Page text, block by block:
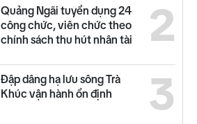
2
Quảng Ngãi tuyển dụng 24
công chức, viên chức theo
chính sách thu hút nhân tài
3
Đập dâng hạ lưu sông Trà
Khúc vận hành ổn định